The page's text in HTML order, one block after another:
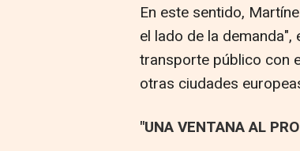
En este sentido,
el lado de la
transporte público con
otras ciudades
"UNA VENTANA AL